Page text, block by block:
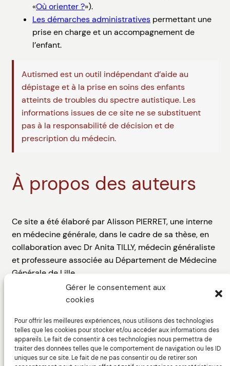
Gérer le consentement aux
cookies
Pour offrir les meilleures expériences, nous utilisons des technologies
telles que les cookies pour stocker et/ou accéder aux informations des
appareils. Le fait de consentir à ces technologies nous permettra de
traiter des données telles que le comportement de navigation ou les ID
uniques sur ce site. Le fait de ne pas consentir ou de retirer son
«Où orienter ?»).
Les démarches administratives permettant une
prise en charge et un accompagnement de
l’enfant.
Autismed est un outil indépendant d’aide au
dépistage et à la prise en soins des enfants
atteints de troubles du spectre autistique. Les
informations issues de ce site ne se substituent
pas à la responsabilité de décision et de
prescription du médecin.
À propos des auteurs
Ce site a été élaboré par Alisson PIERRET, une interne
en médecine générale, dans le cadre de sa thèse, en
collaboration avec Dr Anita TILLY, médecin généraliste
et professeure associée au Département de Médecine
Générale de Lille.
Le web design du site a été assuré par Thibault
GARCIA-DHIF, ergonome spécialisée dans la
conception et l’évaluation des interfaces homme-
machine.